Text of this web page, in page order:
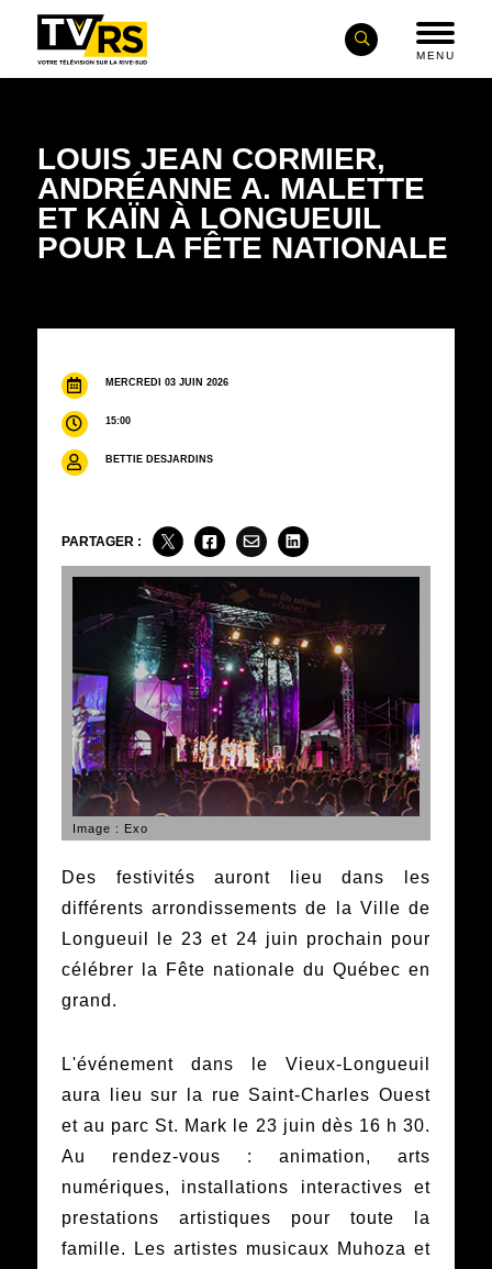
MENU
LOUIS JEAN CORMIER,
ANDRÉANNE A. MALETTE
ET KAÏN À LONGUEUIL
POUR LA FÊTE NATIONALE
MERCREDI 03 JUIN 2026
15:00
BETTIE DESJARDINS
PARTAGER :
Image : Exo
Des festivités auront lieu dans les
différents arrondissements de la Ville de
Longueuil le 23 et 24 juin prochain pour
célébrer la Fête nationale du Québec en
grand.
L'événement dans le Vieux-Longueuil
aura lieu sur la rue Saint‑Charles Ouest
et au parc St. Mark le 23 juin dès 16 h 30.
Au rendez-vous : animation, arts
numériques, installations interactives et
prestations artistiques pour toute la
famille. Les artistes musicaux Muhoza et